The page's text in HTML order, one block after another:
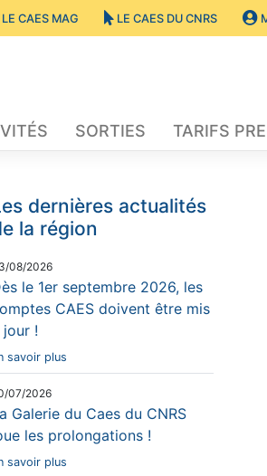
LE CAES MAG LE CAES DU CNRS
SORTIES TARIFS
dernières actualités
la région
08/2026
le 1er septembre 2026, les
CAES doivent être mis
jour !
savoir plus
07/2026
Galerie du Caes du CNRS
les prolongations !
savoir plus